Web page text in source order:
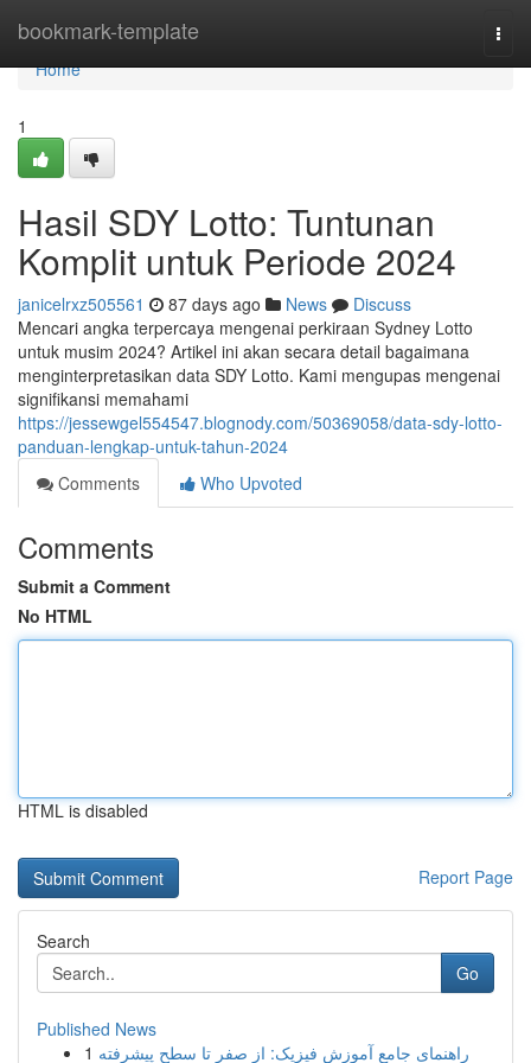
bookmark-template
Home
Home
1
Hasil SDY Lotto: Tuntunan
Komplit untuk Periode 2024
janicelrxz505561 87 days ago News
Discuss
Mencari angka terpercaya mengenai perkiraan Sydney Lotto
untuk musim 2024? Artikel ini akan secara detail bagaimana
menginterpretasikan data SDY Lotto. Kami mengupas mengenai
signifikansi memahami
https://jessewgel554547.blognody.com/50369058/data-sdy-lotto-
panduan-lengkap-untuk-tahun-2024
Comments
Who Upvoted
Comments
Submit a Comment
No HTML
HTML is disabled
Report Page
Search
Go
Published News
1 راهنمای جامع آموزش فیزیک: از صفر تا سطح پیشرفته